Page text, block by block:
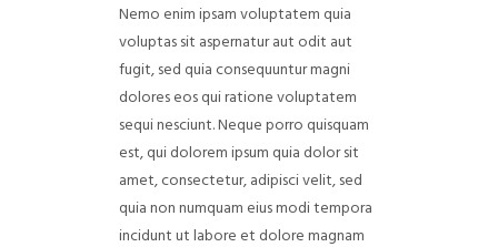
Nemo enim ipsam voluptatem quia
voluptas sit aspernatur aut odit aut
fugit, sed quia consequuntur magni
dolores eos qui ratione voluptatem
sequi nesciunt. Neque porro quisquam
est, qui dolorem ipsum quia dolor sit
amet, consectetur, adipisci velit, sed
quia non numquam eius modi tempora
incidunt ut labore et dolore magnam